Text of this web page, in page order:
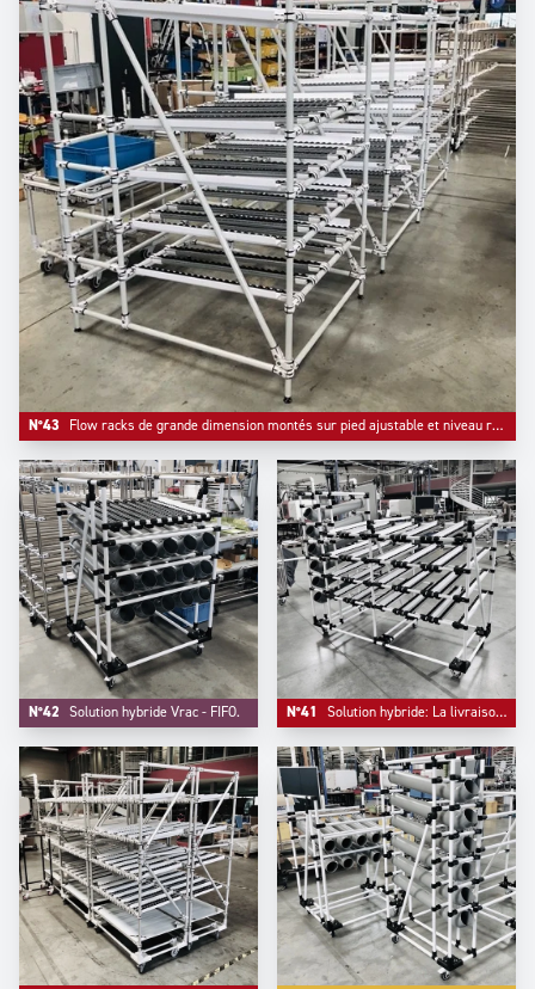
N°43 Flow racks de grande dimension montés sur pied ajustable et niveau retour vides en position haute.
N°42 Solution hybride Vrac - FIFO. N°41 Solution hybride: La livraison de petites pièces et un fonction flow rack sont intégrés en une seule structure.